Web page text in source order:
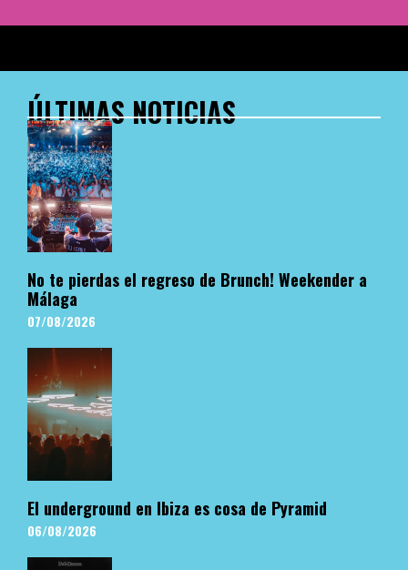
ÚLTIMAS NOTICIAS
No te pierdas el regreso de Brunch! Weekender a
Málaga
07/08/2026
El underground en Ibiza es cosa de Pyramid
06/08/2026